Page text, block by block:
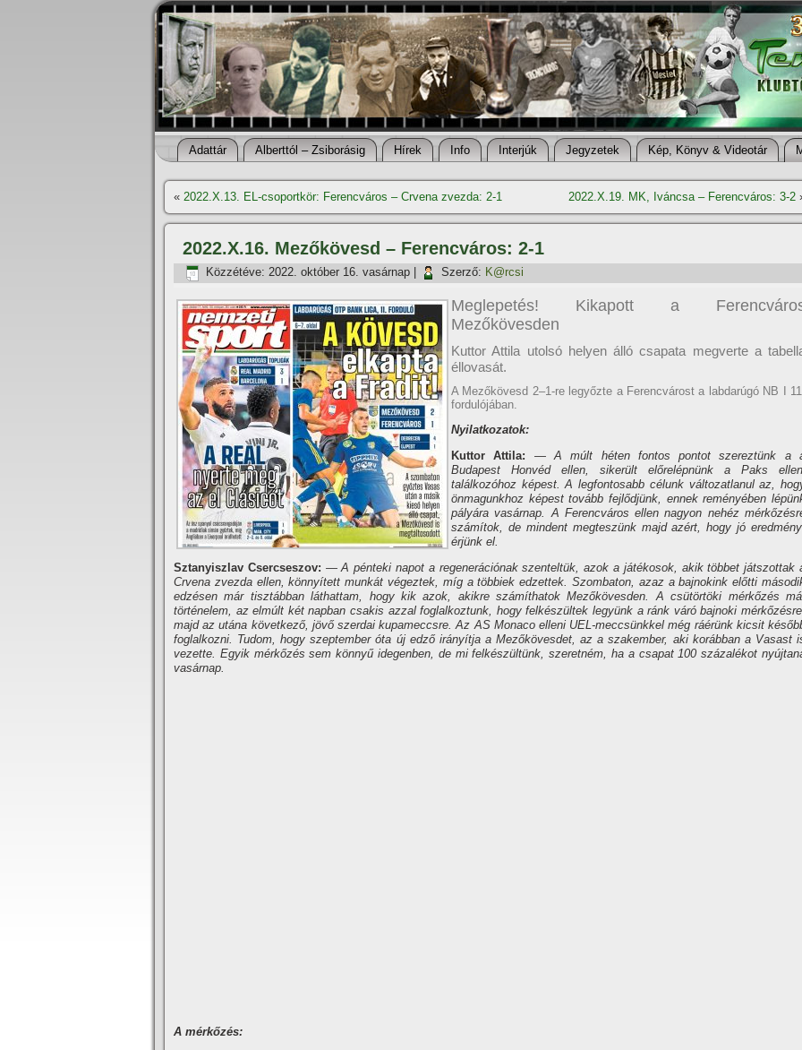
Adattár Alberttól – Zsiborásig Hí­rek Info Interjúk Jegyzetek Kép, Könyv & Videotár
« 2022.X.13. EL-csoportkör: Ferencváros – Crvena zvezda: 2-1 2022.X.19. MK, Iváncsa – Ferencváros: 3-2
2022.X.16. Mezőkövesd – Ferencváros: 2-1
Közzétéve: 2022. október 16. vasárnap Szerző: K@rcsi
Meglepetés! Kikapott a
Mezőkövesden
Kuttor Attila utolsó helyen álló csapata megverte a
éllovasát.
A Mezőkövesd 2–1-re legyőzte a Ferencvárost a labdarúgó NB I
fordulójában.
Nyilatkozatok:
Kuttor Attila:
— A múlt héten fontos pontot szereztünk a
Budapest Honvéd ellen, sikerült előrelépnünk a Paks
találkozóhoz képest. A legfontosabb célunk változatlanul az,
önmagunkhoz képest tovább fejlődjünk, ennek reményében
pályára vasárnap. A Ferencváros ellen nagyon nehéz
számítok, de mindent megteszünk majd azért, hogy jó
érjünk el.
Sztanyiszlav Csercseszov: — A pénteki napot a regenerációnak szenteltük, azok a játékosok, akik többet játszottak
Crvena zvezda ellen, könnyített munkát végeztek, míg a többiek edzettek. Szombaton, azaz a bajnokink előtti
edzésen már tisztábban láthattam, hogy kik azok, akikre számíthatok Mezőkövesden. A csütörtöki mérkőzés
történelem, az elmúlt két napban csakis azzal foglalkoztunk, hogy felkészültek legyünk a ránk váró bajnoki
majd az utána következő, jövő szerdai kupameccsre. Az AS Monaco elleni UEL-meccsünkkel még ráérünk kicsit
foglalkozni. Tudom, hogy szeptember óta új edző irányítja a Mezőkövesdet, az a szakember, aki korábban a Vasast
vezette. Egyik mérkőzés sem könnyű idegenben, de mi felkészültünk, szeretném, ha a csapat 100 százalékot
vasárnap.
A mérkőzés: